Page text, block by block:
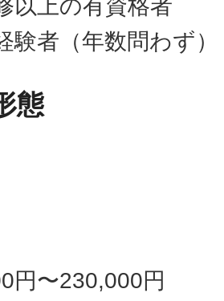
以上の有資格者
験者（年数問わず）
態
円〜230,000円